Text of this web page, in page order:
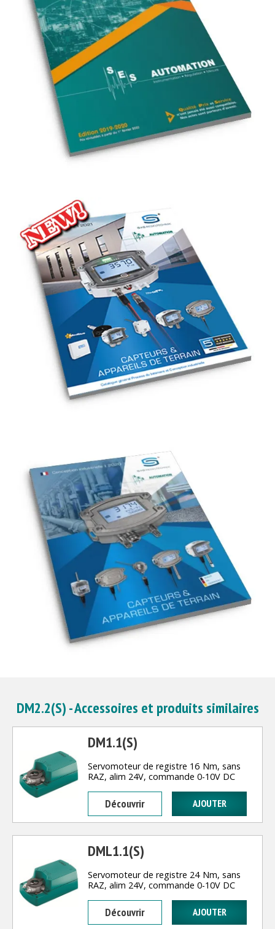
DM2.2(S) - Accessoires et produits similaires
DM1.1(S)
Servomoteur de registre 16 Nm, sans
RAZ, alim 24V, commande 0-10V DC
Découvrir
DML1.1(S)
Servomoteur de registre 24 Nm, sans
RAZ, alim 24V, commande 0-10V DC
Découvrir